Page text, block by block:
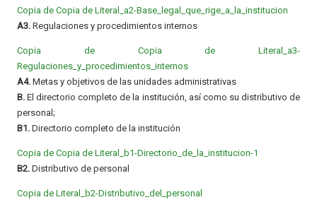
Copia de Copia de Literal_a2-Base_legal_que_rige_a_la_institucion
A3. Regulaciones y procedimientos internos
Copia de Copia de Literal_a3-
Regulaciones_y_procedimientos_internos
A4. Metas y objetivos de las unidades administrativas
B. El directorio completo de la institución, así como su distributivo de
personal;
B1. Directorio completo de la institución
Copia de Copia de Literal_b1-Directorio_de_la_institucion-1
B2. Distributivo de personal
Copia de Literal_b2-Distributivo_del_personal